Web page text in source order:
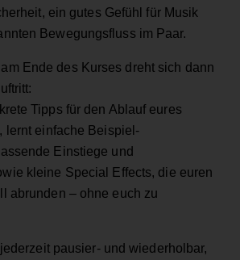
ein gutes Gefühl für Musik
Bewegungsfluss im Paar.
Ende des Kurses dreht sich dann
Tipps für den Ablauf eures
lernt einfache Beispiel-
Einstiege und
kleine Special Effects, die euren
abrunden – ohne euch zu
pausier- und wiederholbar,